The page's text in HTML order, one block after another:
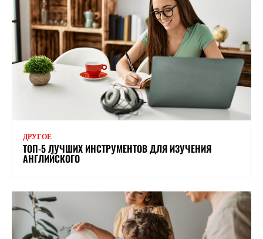
ДРУГОЕ
ТОП-5 ЛУЧШИХ ИНСТРУМЕНТОВ ДЛЯ ИЗУЧЕНИЯ
АНГЛИЙСКОГО